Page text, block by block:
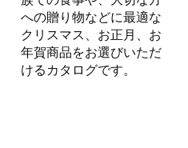
への贈り物などに最適な
クリスマス、お正月、お
年賀商品をお選びいただ
けるカタログです。